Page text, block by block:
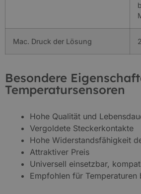
Mac. Druck der Lösung
Besondere
Temperatursensoren
Hohe Qualität und
Vergoldete Steckerkontakte
Hohe Widerstandsfähigkeit
Attraktiver Preis
Universell einsetzbar,
Empfohlen für Temperaturen